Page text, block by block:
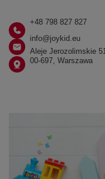
+48 798 827 827
info@joykid.eu
Aleje Jerozolimskie 51
00-697, Warszawa